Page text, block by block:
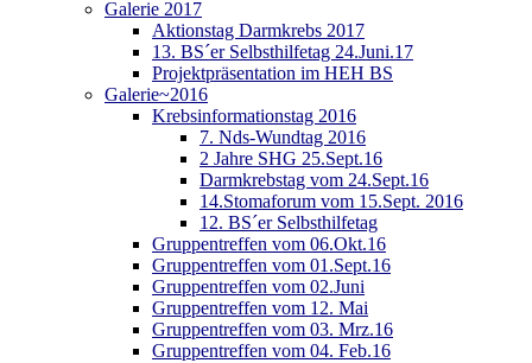
Galerie 2017
Aktionstag Darmkrebs 2017
13. BS´er Selbsthilfetag 24.Juni.17
Projektpräsentation im HEH BS
Galerie~2016
Krebsinformationstag 2016
7. Nds-Wundtag 2016
2 Jahre SHG 25.Sept.16
Darmkrebstag vom 24.Sept.16
14.Stomaforum vom 15.Sept. 2016
12. BS´er Selbsthilfetag
Gruppentreffen vom 06.Okt.16
Gruppentreffen vom 01.Sept.16
Gruppentreffen vom 02.Juni
Gruppentreffen vom 12. Mai
Gruppentreffen vom 03. Mrz.16
Gruppentreffen vom 04. Feb.16